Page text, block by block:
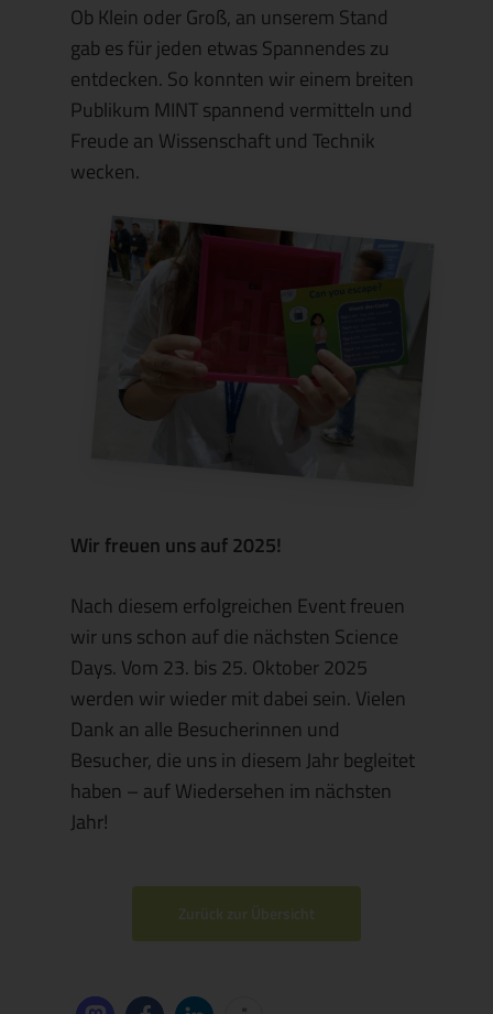
Ob Klein oderGroß, an unserem Stand
gab es für jeden etwas Spannendes zu
entdecken. So konnten wir einem breiten
Publikum MINT spannend vermitteln und
Freude an Wissenschaft und Technik
wecken.
Wir freuen uns auf 2025!
Nach diesem erfolgreichen Event freuen
wir uns schon auf die nächsten Science
Days. Vom 23. bis 25. Oktober 2025
werden wir wieder mit dabei sein. Vielen
Dank an alle Besucherinnen und
Besucher, die uns in diesem Jahr begleitet
haben – auf Wiedersehen im nächsten
Jahr!
Zurück zur Übersicht